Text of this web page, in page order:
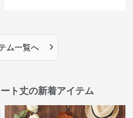
ム一覧へ ›
ト丈の新着アイテム